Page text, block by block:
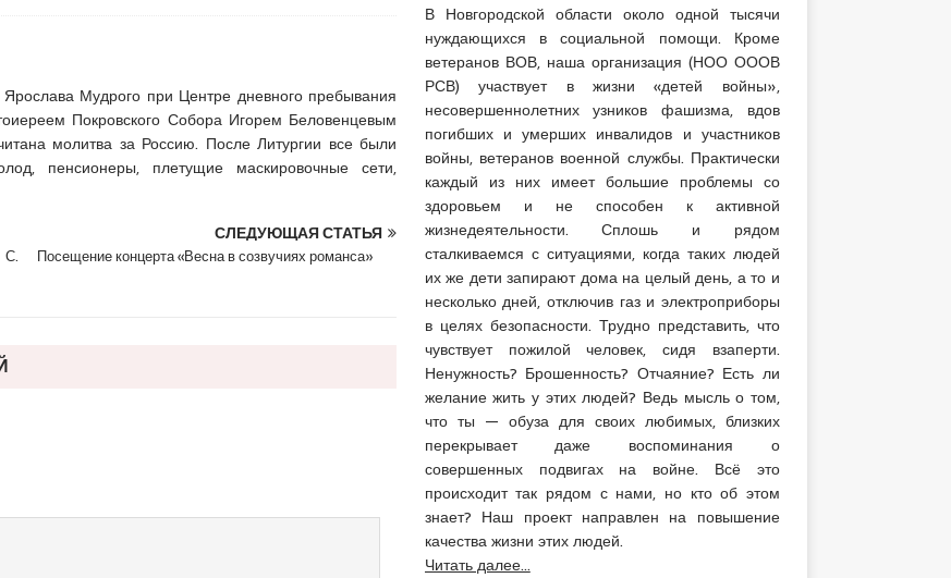
Мудрого при Центре дневного пребывания
Покровского Собора Игорем Беловенцевым
молитва за Россию. После Литургии все были
пенсионеры, плетущие маскировочные сети,
С.
СЛЕДУЮЩАЯ СТАТЬЯ
Посещение концерта «Весна в созвучиях романса»
В Новгородской области около одной тысячи
нуждающихся в социальной помощи. Кроме
ветеранов ВОВ, наша организация (НОО ОООВ
РСВ) участвует в жизни «детей войны»,
несовершеннолетних узников фашизма, вдов
погибших и умерших инвалидов и участников
войны, ветеранов военной службы. Практически
каждый из них имеет большие проблемы со
здоровьем и не способен к активной
жизнедеятельности. Сплошь и рядом
сталкиваемся с ситуациями, когда таких людей
их же дети запирают дома на целый день, а то и
несколько дней, отключив газ и электроприборы
в целях безопасности. Трудно представить, что
чувствует пожилой человек, сидя взаперти.
Ненужность? Брошенность? Отчаяние? Есть ли
желание жить у этих людей? Ведь мысль о том,
что ты — обуза для своих любимых, близких
перекрывает даже воспоминания о
совершенных подвигах на войне. Всё это
происходит так рядом с нами, но кто об этом
знает? Наш проект направлен на повышение
качества жизни этих людей.
Читать далее...